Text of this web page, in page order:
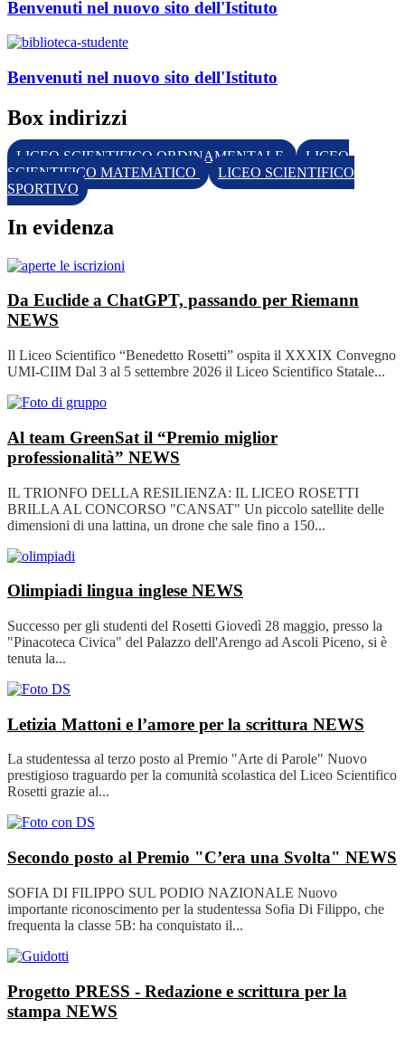
Benvenuti nel nuovo sito dell'Istituto
Benvenuti nel nuovo sito dell'Istituto
Box indirizzi
LICEO SCIENTIFICO ORDINAMENTALE
LICEO
SCIENTIFICO MATEMATICO
LICEO SCIENTIFICO
SPORTIVO
In evidenza
Da Euclide a ChatGPT, passando per Riemann
NEWS
Il Liceo Scientifico “Benedetto Rosetti” ospita il XXXIX Convegno
UMI-CIIM Dal 3 al 5 settembre 2026 il Liceo Scientifico Statale...
Al team GreenSat il “Premio miglior
professionalità” NEWS
IL TRIONFO DELLA RESILIENZA: IL LICEO ROSETTI
BRILLA AL CONCORSO "CANSAT" Un piccolo satellite delle
dimensioni di una lattina, un drone che sale fino a 150...
Olimpiadi lingua inglese NEWS
Successo per gli studenti del Rosetti Giovedì 28 maggio, presso la
"Pinacoteca Civica" del Palazzo dell'Arengo ad Ascoli Piceno, si è
tenuta la...
Letizia Mattoni e l’amore per la scrittura NEWS
La studentessa al terzo posto al Premio "Arte di Parole" Nuovo
prestigioso traguardo per la comunità scolastica del Liceo Scientifico
Rosetti grazie al...
Secondo posto al Premio "C’era una Svolta" NEWS
SOFIA DI FILIPPO SUL PODIO NAZIONALE Nuovo
importante riconoscimento per la studentessa Sofia Di Filippo, che
frequenta la classe 5B: ha conquistato il...
Progetto PRESS - Redazione e scrittura per la
stampa NEWS